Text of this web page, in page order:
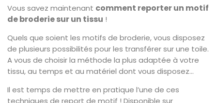
Vous savez maintenant comment reporter un motif
de broderie sur un tissu !
Quels que soient les motifs de broderie, vous disposez
de plusieurs possibilités pour les transférer sur une toile.
A vous de choisir la méthode la plus adaptée à votre
tissu, au temps et au matériel dont vous disposez…
Il est temps de mettre en pratique l’une de ces
techniques de report de motif ! Disponible sur